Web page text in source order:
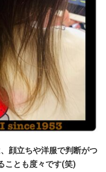
顔立ちや洋服で判断がつ
ことも度々です(笑)